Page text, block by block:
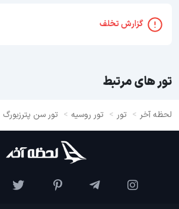
گزارش تخلف
تور های مرتبط
لحظه آخر تور تور روسیه تور سن پترزبورگ